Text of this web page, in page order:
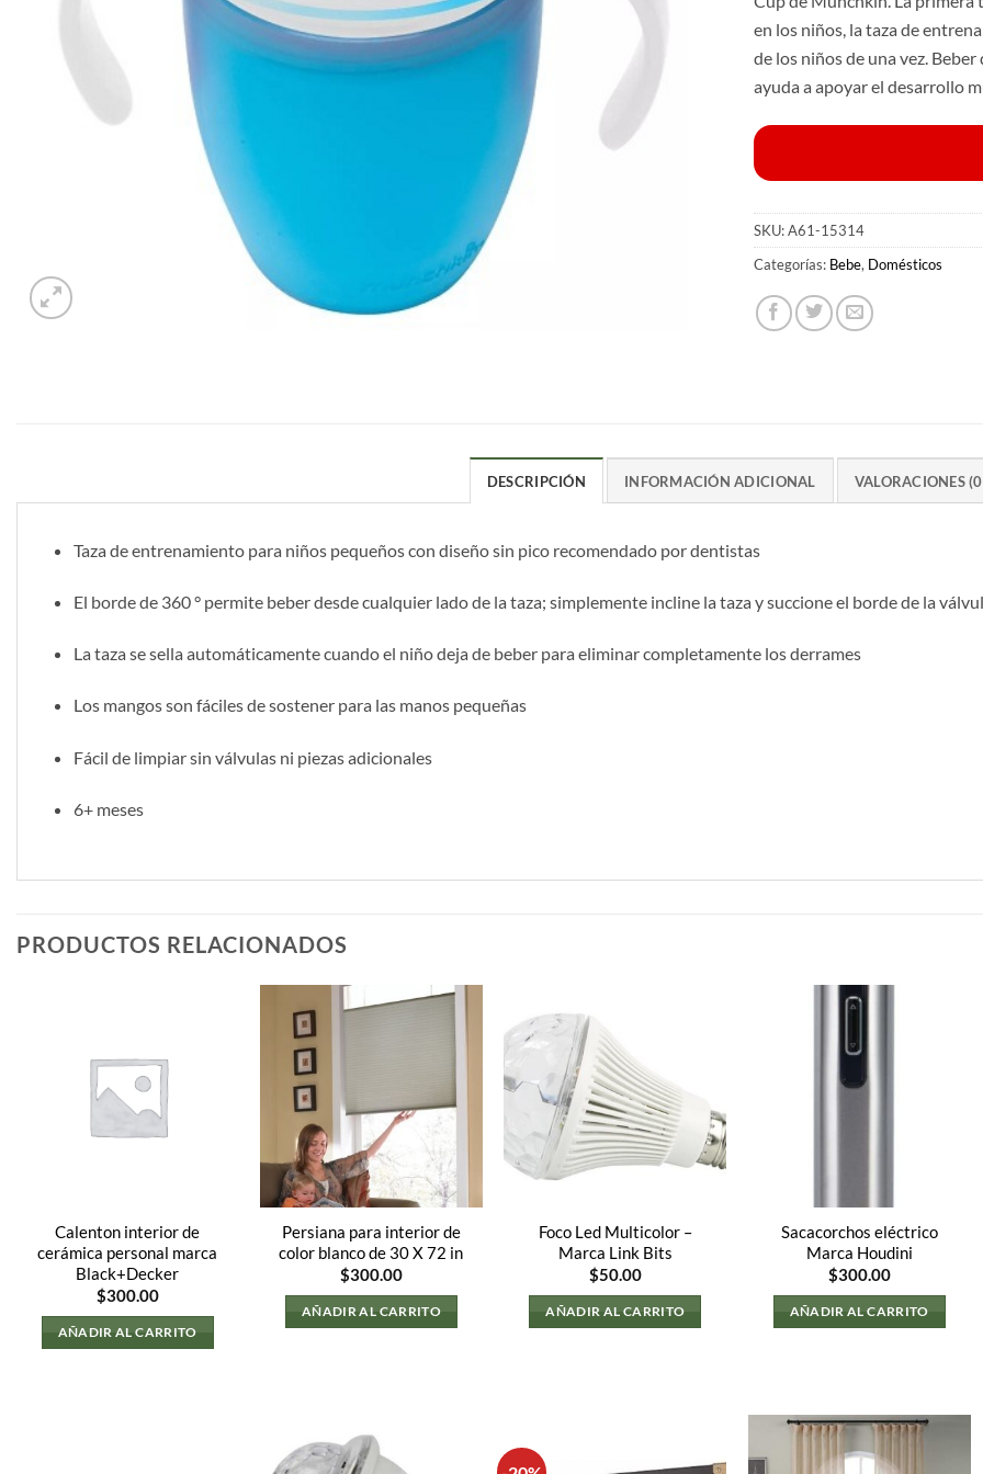
en los niños, la taza de
de los niños de una vez. Beber
ayuda a apoyar el desarrollo
SKU:A61-15314
Categorías: Bebe, Domésticos
DESCRIPCIÓN INFORMACIÓN ADICIONAL VALORACIONES
Taza de entrenamiento para niños pequeños con diseño sin pico recomendado por dentistas
El borde de 360 ​​° permite beber desde cualquier lado de la taza; simplemente incline la taza y succione el borde de la
La taza se sella automáticamente cuando el niño deja de beber para eliminar completamente los derrames
Los mangos son fáciles de sostener para las manos pequeñas
Fácil de limpiar sin válvulas ni piezas adicionales
6+ meses
PRODUCTOS RELACIONADOS
Calenton interior de
cerámica personal marca
Black+Decker
$300.00
AÑADIR AL CARRITO
Persiana para interior de
color blanco de 30 X 72 in
$300.00
AÑADIR AL CARRITO
Foco Led Multicolor –
Marca Link Bits
$50.00
AÑADIR AL CARRITO
Sacacorchos eléctrico
Marca Houdini
$300.00
AÑADIR AL CARRITO